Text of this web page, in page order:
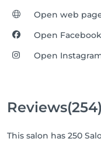
Open web
Open Facebook
Open
Reviews(254)
This salon has 250